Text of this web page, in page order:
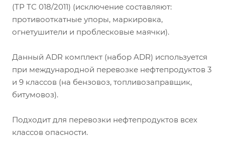
(ТР ТС 018/2011) (исключение составляют:
противооткатные упоры, маркировка,
огнетушители и проблесковые маячки).
Данный ADR комплект (набор ADR) используется
при международной перевозке нефтепродуктов 3
и 9 классов (на бензовоз, топливозаправщик,
битумовоз).
Подходит для перевозки нефтепродуктов всех
классов опасности.